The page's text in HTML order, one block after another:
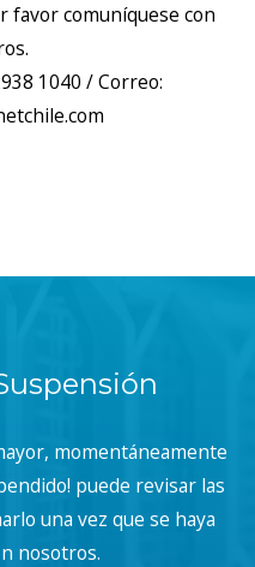
favor comuníquese con
1040 / Correo:
momentáneamente
puede revisar las
una vez que se haya
nosotros.